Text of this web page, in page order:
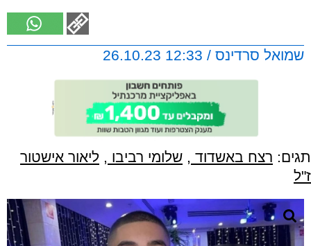
שמואל סרדינס / 12:33 26.10.23
תגים: רצח באשדוד , שלומי רביבו , ליאור אישטור
ז"ל